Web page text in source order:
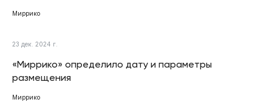
Миррико
23 дек. 2024 г.
«Миррико» определило дату и параметры
размещения
Миррико